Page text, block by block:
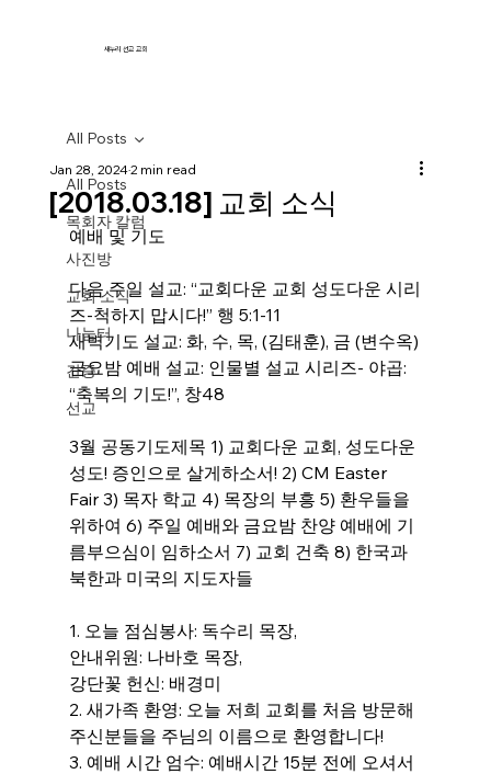
새누리 선교 교회
All Posts
목회자 칼럼
사진방
교회 소식
나눔터
간증
선교
All Posts
[2018.03.18] 교회 소식
Jan 28, 20242 min read
예배 및 기도
다음 주일 설교: “교회다운 교회 성도다운 시리
즈-척하지 맙시다!” 행 5:1-11
새벽기도 설교: 화, 수, 목, (김태훈), 금 (변수옥)
금요밤 예배 설교: 인물별 설교 시리즈- 야곱:
“축복의 기도!”, 창48
3월 공동기도제목 1) 교회다운 교회, 성도다운
성도! 증인으로 살게하소서! 2) CM Easter
Fair 3) 목자 학교 4) 목장의 부흥 5) 환우들을
위하여 6) 주일 예배와 금요밤 찬양 예배에 기
름부으심이 임하소서 7) 교회 건축 8) 한국과
북한과 미국의 지도자들
1. 오늘 점심봉사: 독수리 목장,
안내위원: 나바호 목장,
강단꽃 헌신: 배경미
2. 새가족 환영: 오늘 저희 교회를 처음 방문해
주신분들을 주님의 이름으로 환영합니다!
3. 예배 시간 엄수: 예배시간 15분 전에 오셔서